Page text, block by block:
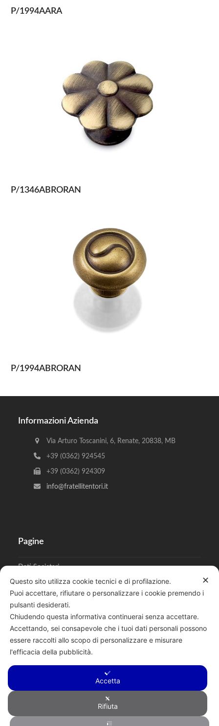
P/1994AARA
P/1346ABRORAN
P/1994ABRORAN
Informazioni Azienda
Via Arturo Toscanini, 6, Renate, 20838, MB
+39 (0362) 924545
+39 (0362) 924309
info@fratellitentori.it
Pagine
Dati Societari
Regolamento Privacy
✕
Questo sito utilizza cookie tecnici e di profilazione.
Puoi accettare, rifiutare o personalizzare i cookie premendo i
pulsanti desiderati.
Chiudendo questa informativa continuerai senza accettare.
Accettando, sei consapevole che i tuoi dati personali possono
essere raccolti allo scopo di personalizzare e misurare
l'efficacia della pubblicità.
Accetta
Rifiuta